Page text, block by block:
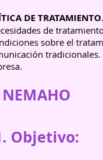
DE TRATAMIENTO
de
sobre el
NEMAHO
Objetivo: